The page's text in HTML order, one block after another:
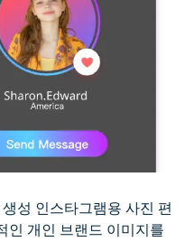
생성 인스타그램용 사진 편
인 개인 브랜드 이미지를